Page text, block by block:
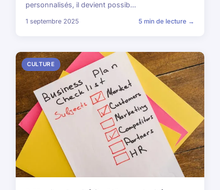
personnalisés, il devient possib...
1 septembre 2025 5 min de lecture →
CULTURE